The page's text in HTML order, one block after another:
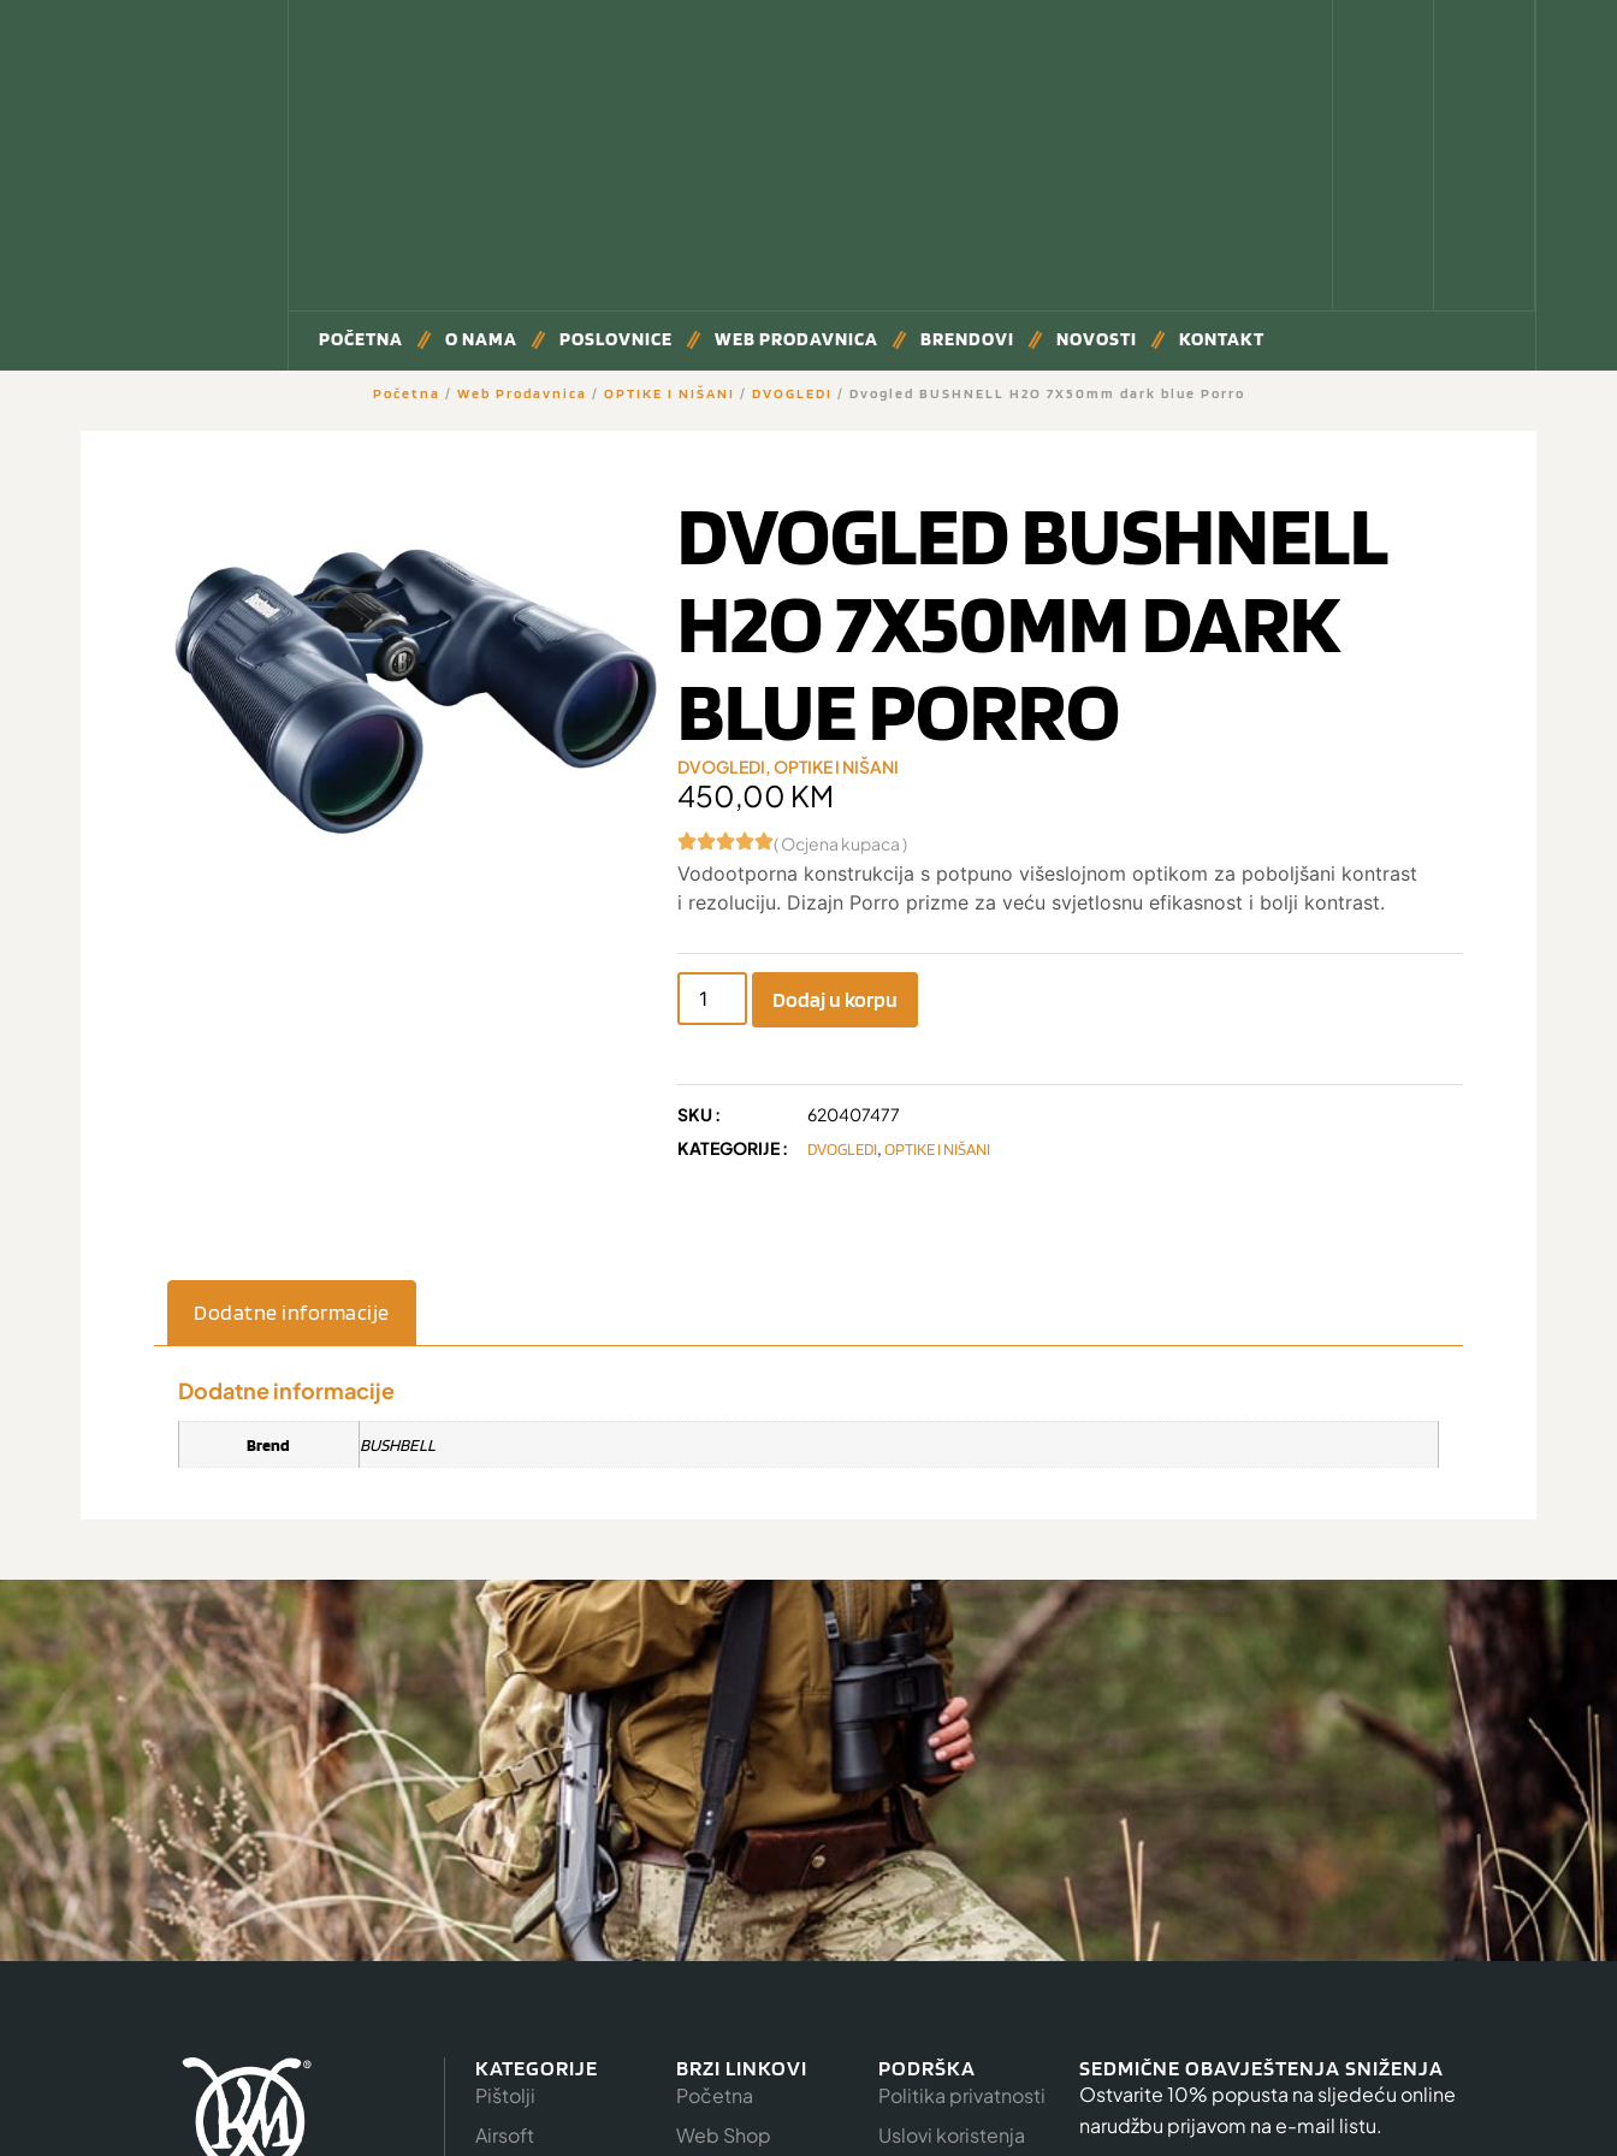
POČETNA O NAMA POSLOVNICE WEB PRODAVNICA BRENDOVI NOVOSTI KONTAKT
Početna / Web Prodavnica / OPTIKE I NIŠANI / DVOGLEDI / Dvogled BUSHNELL H2O 7X50mm dark blue Porro
DVOGLED BUSHNELL
H2O 7X50MM DARK
BLUE PORRO
DVOGLEDI,OPTIKE I NIŠANI
450,00 KM
( Ocjena kupaca )
Vodootporna konstrukcija s potpuno višeslojnom optikom za poboljšani kontrast
i rezoluciju. Dizajn Porro prizme za veću svjetlosnu efikasnost i bolji kontrast.
Dodaj u korpu
SKU :
620407477
KATEGORIJE :
DVOGLEDI,OPTIKE I NIŠANI
Dodatne informacije
Dodatne informacije
Brend BUSHBELL
KATEGORIJE
Pištolji
Airsoft
BRZI LINKOVI
Početna
Web Shop
PODRŠKA
Politika privatnosti
Uslovi koristenja
SEDMIČNE OBAVJEŠTENJA SNIŽENJA
Ostvarite 10% popusta na sljedeću online
narudžbu prijavom na e-mail listu.